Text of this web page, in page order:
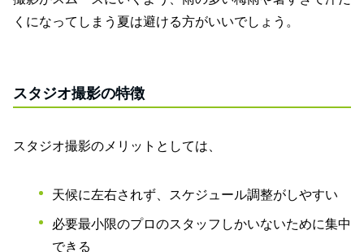
くになってしまう夏は避ける方がいいでしょう。
スタジオ撮影の特徴
スタジオ撮影のメリットとしては、
天候に左右されず、スケジュール調整がしやすい
必要最小限のプロのスタッフしかいないために集中
できる